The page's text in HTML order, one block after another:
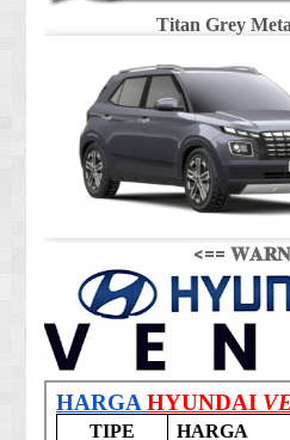
Titan Grey
<==